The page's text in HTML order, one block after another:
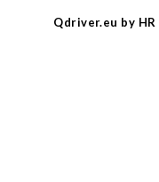
Qdriver.eu by HR